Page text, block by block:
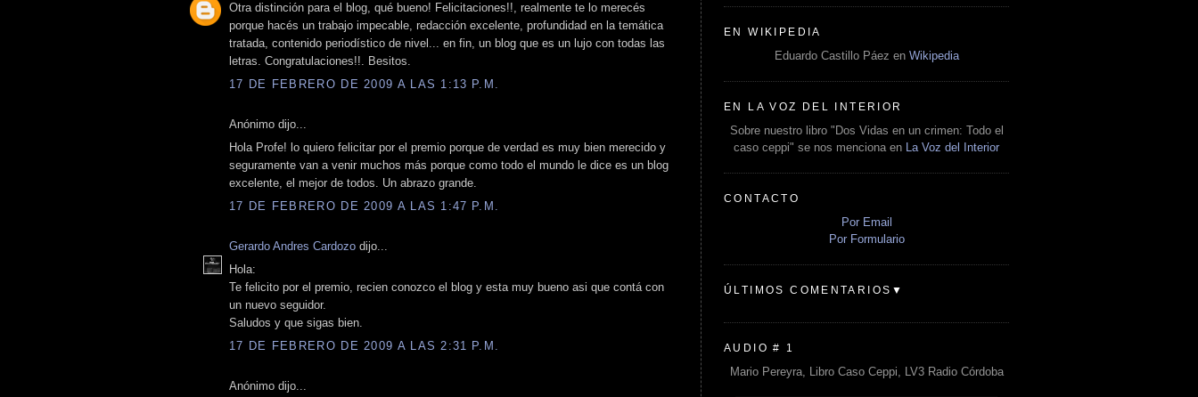
Otra distinción para el blog, qué bueno! Felicitaciones!!, realmente te lo merecés
porque hacés un trabajo impecable, redacción excelente, profundidad en la temática
tratada, contenido periodístico de nivel... en fin, un blog que es un lujo con todas las
letras. Congratulaciones!!. Besitos.
17 DE FEBRERO DE 2009 A LAS 1:13 P.M.
Anónimo dijo...
Hola Profe! lo quiero felicitar por el premio porque de verdad es muy bien merecido y
seguramente van a venir muchos más porque como todo el mundo le dice es un blog
excelente, el mejor de todos. Un abrazo grande.
17 DE FEBRERO DE 2009 A LAS 1:47 P.M.
Gerardo Andres Cardozo dijo...
Hola:
Te felicito por el premio, recien conozco el blog y esta muy bueno asi que contá con
un nuevo seguidor.
Saludos y que sigas bien.
17 DE FEBRERO DE 2009 A LAS 2:31 P.M.
Anónimo dijo...
EN WIKIPEDIA
Eduardo Castillo Páez en Wikipedia
EN LA VOZ DEL INTERIOR
Sobre nuestro libro "Dos Vidas en un crimen: Todo el
caso ceppi" se nos menciona en
La Voz del Interior
CONTACTO
Por Email
Por Formulario
ÚLTIMOS COMENTARIOS▼
AUDIO # 1
Mario Pereyra, Libro Caso Ceppi, LV3 Radio Córdoba